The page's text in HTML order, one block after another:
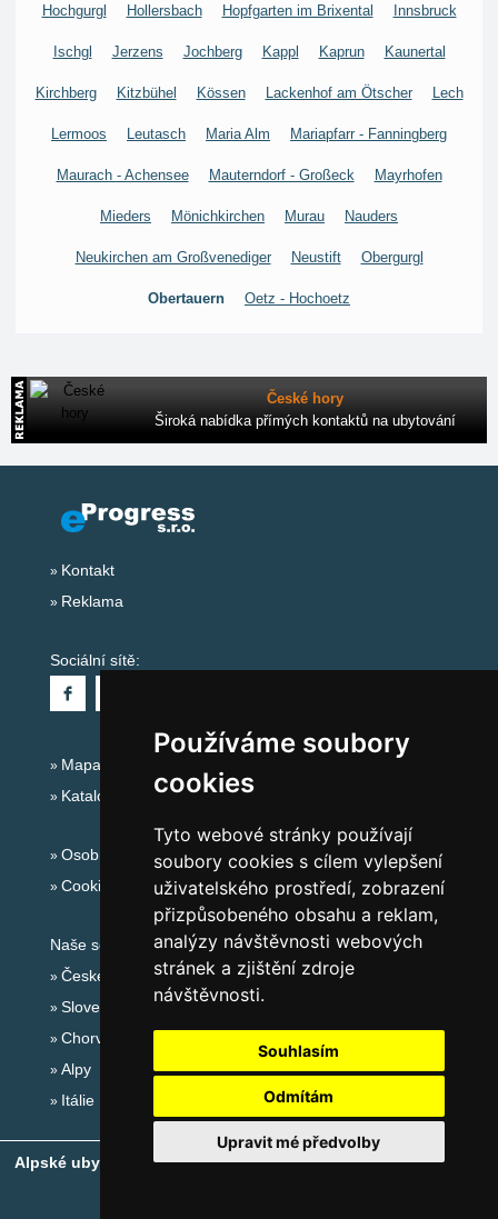
Používáme soubory
cookies
Tyto webové stránky používají
soubory cookies s cílem vylepšení
uživatelského prostředí, zobrazení
přizpůsobeného obsahu a reklam,
analýzy návštěvnosti webových
stránek a zjištění zdroje
návštěvnosti.
Souhlasím
Odmítám
Upravit mé předvolby
Hochgurgl Hollersbach Hopfgarten im Brixental Innsbruck
Ischgl Jerzens Jochberg Kappl Kaprun Kaunertal
Kirchberg Kitzbühel Kössen Lackenhof am Ötscher Lech
Lermoos Leutasch Maria Alm Mariapfarr - Fanningberg
Maurach - Achensee Mauterndorf - Großeck Mayrhofen
Mieders Mönichkirchen Murau Nauders
Neukirchen am Großvenediger Neustift Obergurgl
Obertauern Oetz - Hochoetz
České hory
Široká nabídka přímých kontaktů na ubytování
Kontakt
Reklama
Sociální sítě:
Mapa serveru Alpy - Rakousko
Katalog ubytování
Osobní údaje
Cookies
Naše servery:
České hory
Slovenské hory
Chorvatsko
Alpy
Itálie
Alpské ubytování, alpské turistické oblasti, alpské ski areály